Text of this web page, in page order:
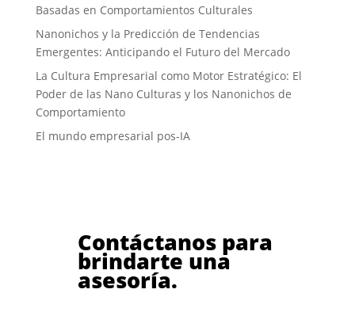
Basadas en Comportamientos Culturales
Nanonichos y la Predicción de Tendencias
Emergentes: Anticipando el Futuro del Mercado
La Cultura Empresarial como Motor Estratégico: El
Poder de las Nano Culturas y los Nanonichos de
Comportamiento
El mundo empresarial pos-IA
Contáctanos para
brindarte una
asesoría.